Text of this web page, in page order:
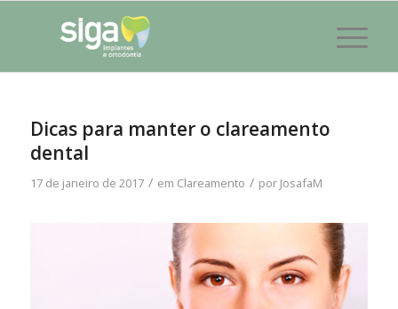
Dicas para manter o clareamento
dental
17 de janeiro de 2017 / em Clareamento / por JosafaM